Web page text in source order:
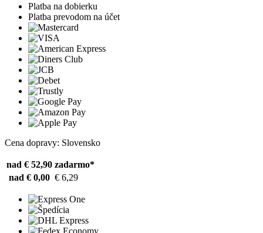
Platba na dobierku
Platba prevodom na účet
Cena dopravy: Slovensko
nad € 52,90 zadarmo*
nad € 0,00 € 6,29